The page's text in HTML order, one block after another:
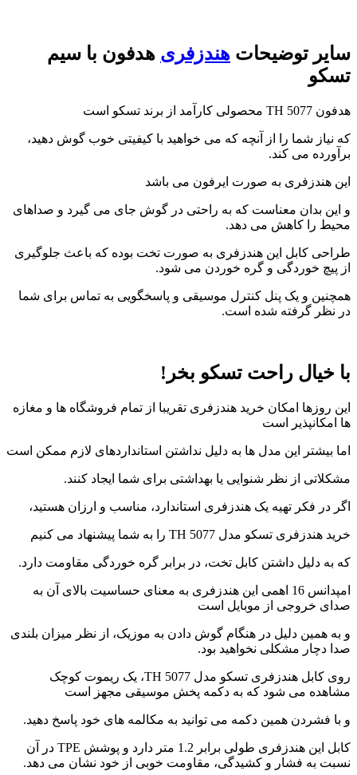
سایر توضیحات هندزفری هدفون با سیم
تسکو
هدفون TH 5077 محصولی کارآمد از برند تسکو است
که نیاز شما را از آنچه که می خواهید با کیفیتی خوب گوش دهید،
برآورده می کند.
این هندزفری به صورت ایرفون می باشد
و این بدان معناست که به راحتی در گوش جای می گیرد و صداهای
محیط را کاهش می دهد.
طراحی کابل این هندزفری به صورت تخت بوده که باعث جلوگیری
از پیچ خوردگی و گره خوردن می شود.
همچنین و یک پنل کنترل موسیقی و پاسخگویی به تماس برای شما
در نظر گرفته شده است.
با خیال راحت تسکو بخر!
این روزها امکان خرید هندزفری تقریبا از تمام فروشگاه ها و مغازه
ها امکانپذیر است
اما بیشتر این مدل ها به دلیل نداشتن استانداردهای لازم ممکن است
مشکلاتی از نظر شنوایی یا بهداشتی برای شما ایجاد کنند.
اگر در فکر تهیه یک هندزفری استاندارد، مناسب و ارزان هستید،
خرید هندزفری تسکو مدل TH 5077 را به شما پیشنهاد می کنیم
که به دلیل داشتن کابل تخت، در برابر گره خوردگی مقاومت دارد.
امپدانس 16 اهمی این هندزفری به معنای حساسیت بالای آن به
صدای خروجی از موبایل است
و به همین دلیل در هنگام گوش دادن به موزیک، از نظر میزان بلندی
صدا دچار مشکلی نخواهید بود.
روی کابل هندزفری تسکو مدل TH 5077، یک ریموت کوچک
مشاهده می شود که به دکمه پخش موسیقی مجهز است
و با فشردن همین دکمه می توانید به مکالمه های خود پاسخ دهید.
کابل این هندزفری طولی برابر 1.2 متر دارد و پوشش TPE در آن
نسبت به فشار و کشیدگی، مقاومت خوبی از خود نشان می دهد.